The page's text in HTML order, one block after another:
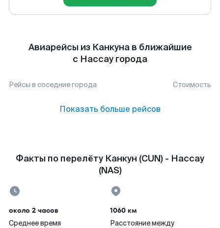
Авиарейсы из Канкуна в ближайшие
с Нассау города
Рейсы в соседние города Стоимость
Показать больше рейсов
Факты по перелёту Канкун (CUN) - Нассау
(NAS)
около 2 часов
Среднее время
1060 км
Расстояние между